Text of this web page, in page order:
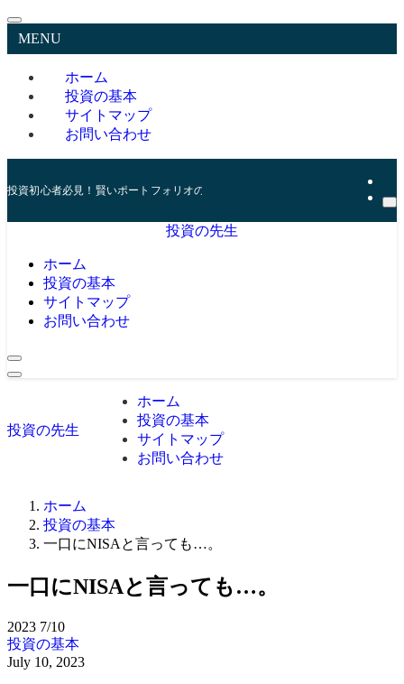
MENU
ホーム
投資の基本
サイトマップ
お問い合わせ
投資初心者必見！賢いポートフォリオの組み方とリスク管理の秘訣
投資の先生
ホーム
投資の基本
サイトマップ
お問い合わせ
投資の先生
ホーム
投資の基本
サイトマップ
お問い合わせ
ホーム
投資の基本
一口にNISAと言っても…。
一口にNISAと言っても…。
2023 7/10
投資の基本
July 10, 2023